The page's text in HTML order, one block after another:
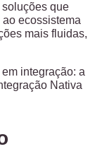
que
ao ecossistema
mais fluidas,
integração: a
Nativa